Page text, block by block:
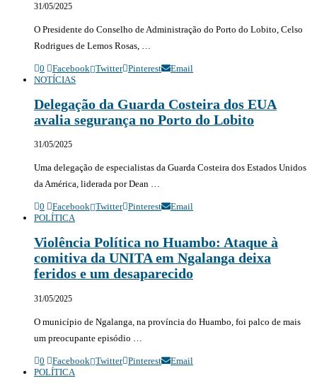
31/05/2025
O Presidente do Conselho de Administração do Porto do Lobito, Celso
Rodrigues de Lemos Rosas, …
0 Facebook Twitter Pinterest
Email
NOTÍCIAS
Delegação da Guarda Costeira dos EUA
avalia segurança no Porto do Lobito
31/05/2025
Uma delegação de especialistas da Guarda Costeira dos Estados Unidos
da América, liderada por Dean …
0 Facebook Twitter Pinterest
Email
POLÍTICA
Violência Política no Huambo: Ataque à
comitiva da UNITA em Ngalanga deixa
feridos e um desaparecido
31/05/2025
O município de Ngalanga, na província do Huambo, foi palco de mais
um preocupante episódio …
0 Facebook Twitter Pinterest
Email
POLÍTICA